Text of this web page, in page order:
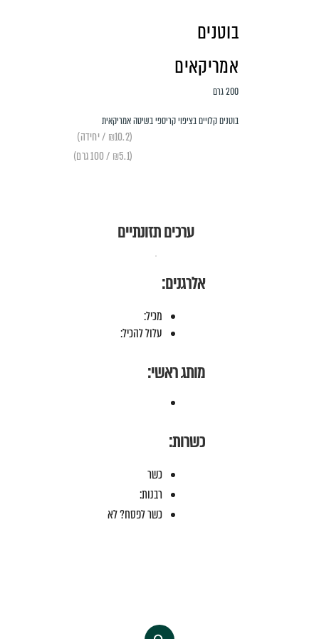
בוטנים
אמריקאים
200 גרם
בוטנים קלויים בציפוי קריספי בשיטה אמריקאית
(₪10.2 / יחידה)
(₪5.1 / 100 גרם)
ערכים תזונתיים
אלרגנים:
מכיל:
עלול להכיל:
מותג ראשי:
כשרות:
כשר
רבנות:
כשר לפסח? לא